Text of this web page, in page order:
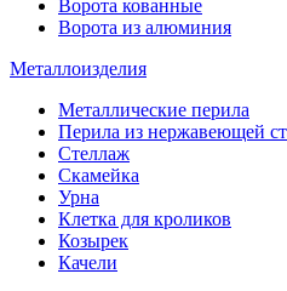
Ворота кованные
Ворота из алюминия
Металлоизделия
Металлические перила
Перила из нержавеющей
Стеллаж
Скамейка
Урна
Клетка для кроликов
Козырек
Качели